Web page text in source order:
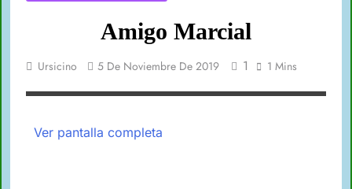
Amigo Marcial
Ursicino 5 De Noviembre De 2019 1 1 Mins
Ver pantalla completa